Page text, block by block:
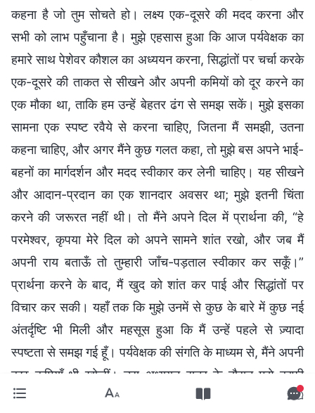
कहना है जो तुम सोचते हो। लक्ष्य एक-दूसरे की मदद करना और
सभी को लाभ पहुँचाना है। मुझे एहसास हुआ कि आज पर्यवेक्षक का
हमारे साथ पेशेवर कौशल का अध्ययन करना, सिद्धांतों पर चर्चा करके
एक-दूसरे की ताकत से सीखने और अपनी कमियों को दूर करने का
एक मौका था, ताकि हम उन्हें बेहतर ढंग से समझ सकें। मुझे इसका
सामना एक स्पष्ट रवैये से करना चाहिए, जितना मैं समझी, उतना
कहना चाहिए, और अगर मैंने कुछ गलत कहा, तो मुझे बस अपने भाई-
बहनों का मार्गदर्शन और मदद स्वीकार कर लेनी चाहिए। यह सीखने
और आदान-प्रदान का एक शानदार अवसर था; मुझे इतनी चिंता
करने की जरूरत नहीं थी। तो मैंने अपने दिल में प्रार्थना की, “हे
परमेश्वर, कृपया मेरे दिल को अपने सामने शांत रखो, और जब मैं
अपनी राय बताऊँ तो तुम्हारी जाँच-पड़ताल स्वीकार कर सकूँ।”
प्रार्थना करने के बाद, मैं खुद को शांत कर पाई और सिद्धांतों पर
विचार कर सकी। यहाँ तक कि मुझे उनमें से कुछ के बारे में कुछ नई
अंतर्दृष्टि भी मिली और महसूस हुआ कि मैं उन्हें पहले से ज़्यादा
स्पष्टता से समझ गई हूँ। पर्यवेक्षक की संगति के माध्यम से, मैंने अपनी
कुछ कमियाँ भी खोजीं। उस अध्ययन सत्र के दौरान मुझे काफी
मुक्ति का एहसास हुआ और मुझे कुछ लाभ भी हुए। उसके बाद, जब